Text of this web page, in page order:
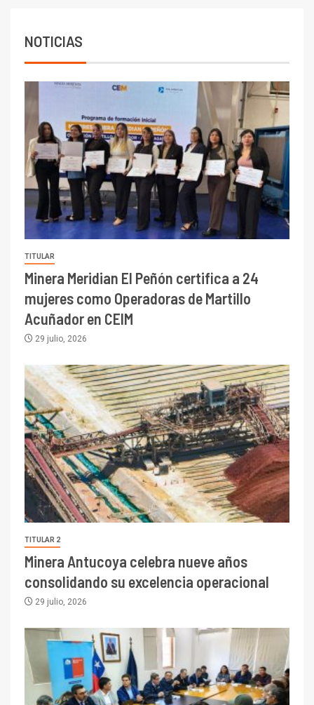
NOTICIAS
TITULAR
Minera Meridian El Peñón certifica a 24
mujeres como Operadoras de Martillo
Acuñador en CEIM
29 julio, 2026
TITULAR 2
Minera Antucoya celebra nueve años
consolidando su excelencia operacional
29 julio, 2026